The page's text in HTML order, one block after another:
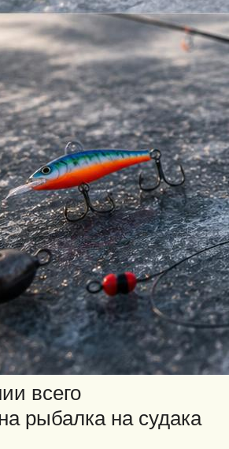
всего
рыбалка на судака